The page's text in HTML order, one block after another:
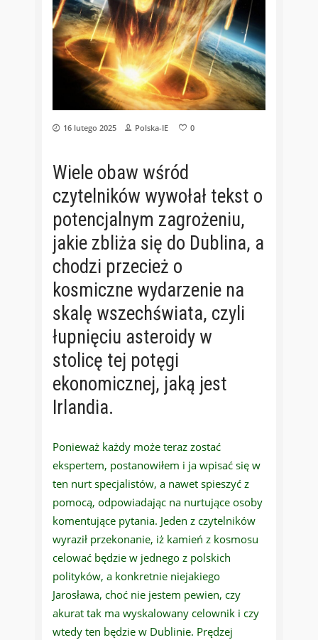
16 lutego 2025 Polska-IE 0
Wiele obaw wśród
czytelników wywołał tekst o
potencjalnym zagrożeniu,
jakie zbliża się do Dublina, a
chodzi przecież o
kosmiczne wydarzenie na
skalę wszechświata, czyli
łupnięciu asteroidy w
stolicę tej potęgi
ekonomicznej, jaką jest
Irlandia.
Ponieważ każdy może teraz zostać
ekspertem, postanowiłem i ja wpisać się w
ten nurt specjalistów, a nawet spieszyć z
pomocą, odpowiadając na nurtujące osoby
komentujące pytania. Jeden z czytelników
wyraził przekonanie, iż kamień z kosmosu
celować będzie w jednego z polskich
polityków, a konkretnie niejakiego
Jarosława, choć nie jestem pewien, czy
akurat tak ma wyskalowany celownik i czy
wtedy ten będzie w Dublinie. Prędzej